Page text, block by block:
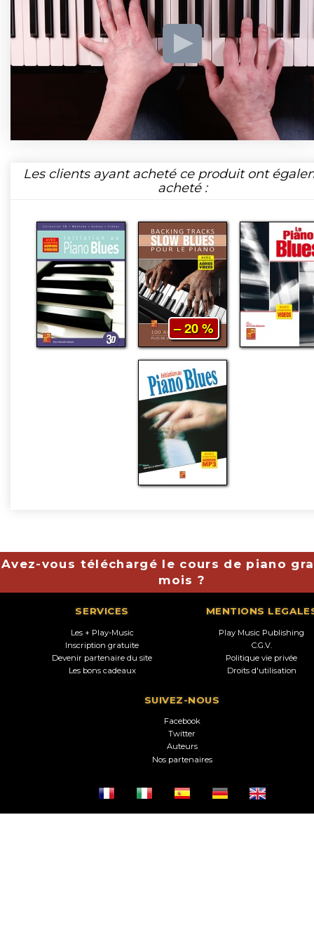
Les clients ayant acheté ce produit ont
acheté :
– 20 %
Avez-vous téléchargé le cours de piano
mois ?
SERVICES
Les + Play-Music
Inscription gratuite
Devenir partenaire du site
Les bons cadeaux
MENTIONS
Play Music Publishing
C.G.V.
Politique vie privée
Droits d'utilisation
SUIVEZ-NOUS
Facebook
Twitter
Auteurs
Nos partenaires